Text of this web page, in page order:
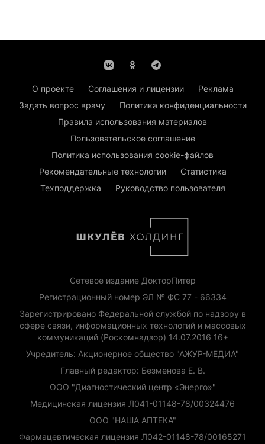
О проекте Соглашения и лицензии
Реклама
Задать вопрос врачу
Политика конфиденциальности
Правила использования материалов
Пользовательское соглашение
Политика использования cookie-файлов
Рекомендательные технологии
Статистика
Техподдержка
Руководство пользователя
Сетевое издание ДокторПитер
Регистрационный номер ЭЛ № ФС 77 - 66334
Зарегистрировано Федеральной службой по надзору в
сфере связи, информационных технологий и массовых
коммуникаций (Роскомнадзор) 14.07.2016 16+
Учредитель: Акционерное общество "АЖУР-МЕДИА"
Главный редактор: Безменова Е. В.
ООО "Диагностический центр «Энерго»"
Медицинская лицензия Л041-01148-78/00324476
ООО "НАША АПТЕКА"
Фармацевтическая лицензия Л042-01148-78/00165271